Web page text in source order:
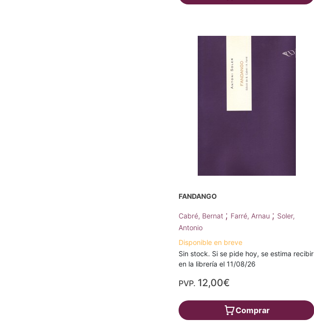
FANDANGO
Cabré, Bernat ; Farré, Arnau ; Soler,
Antonio
Disponible en breve
Sin stock. Si se pide hoy, se estima recibir
en la librería el 11/08/26
PVP. 12,00€
Comprar